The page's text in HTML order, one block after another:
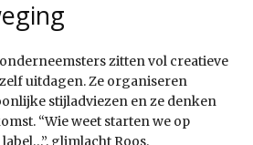
zitten vol creatieve
uitdagen. Ze organiseren
stijladviezen en ze denken
“Wie weet starten we op
glimlacht Roos.